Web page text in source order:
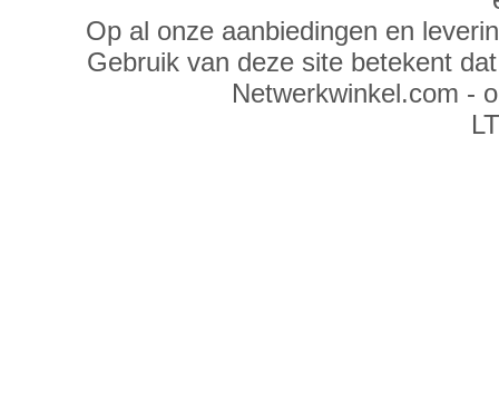
Op al onze aanbiedingen en
Gebruik van deze site betekent
Netwerkwinkel.com -